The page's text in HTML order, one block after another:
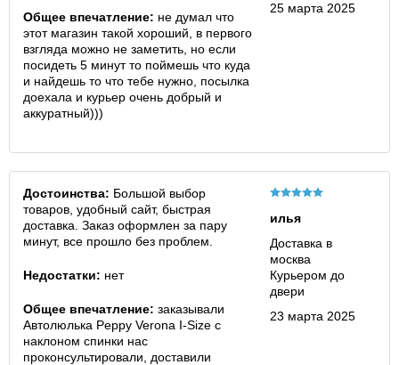
Общее впечатление: не думал что
этот магазин такой хороший, в первого
взгляда можно не заметить, но если
посидеть 5 минут то поймешь что куда
и найдешь то что тебе нужно, посылка
доехала и курьер очень добрый и
аккуратный)))
25 марта 2025
Достоинства: Большой выбор
товаров, удобный сайт, быстрая
доставка. Заказ оформлен за пару
минут, все прошло без проблем.
Недостатки: нет
Общее впечатление: заказывали
Автолюлька Peppy Verona I-Size с
наклоном спинки нас
проконсультировали, доставили
илья
Доставка в
москва
Курьером до
двери
23 марта 2025